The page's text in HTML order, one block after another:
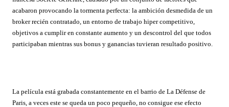
acabaron provocando la tormenta perfecta: la ambición desmedida de un
broker recién contratado, un entorno de trabajo hiper competitivo,
objetivos a cumplir en constante aumento y un descontrol del que todos
participaban mientras sus bonus y ganancias tuvieran resultado positivo.
La película está grabada constantemente en el barrio de La Défense de
Paris, a veces este se queda un poco pequeño, no consigue ese efecto